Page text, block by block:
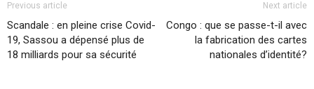
Previous article
Scandale : en pleine crise Covid-
19, Sassou a dépensé plus de
18 milliards pour sa sécurité
Next article
Congo : que se passe-t-il avec
la fabrication des cartes
nationales d’identité?